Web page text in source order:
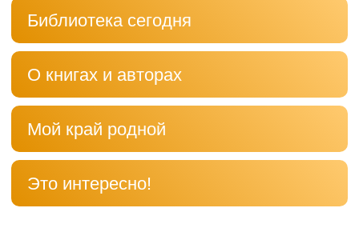
Библиотека сегодня
О книгах и авторах
Мой край родной
Это интересно!